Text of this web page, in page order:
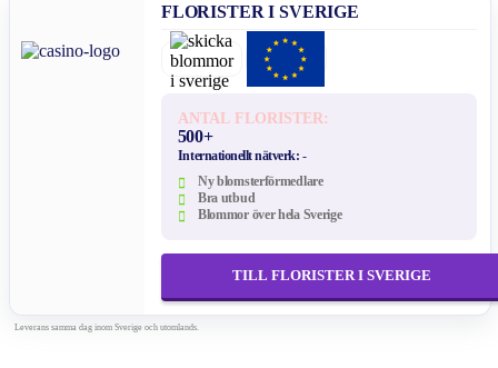
FLORISTER I SVERIGE
ANTAL FLORISTER:
500+
Internationellt nätverk: -
Ny blomsterförmedlare
Bra utbud
Blommor över hela Sverige
TILL FLORISTER I SVERIGE
Leverans samma dag inom Sverige och utomlands.